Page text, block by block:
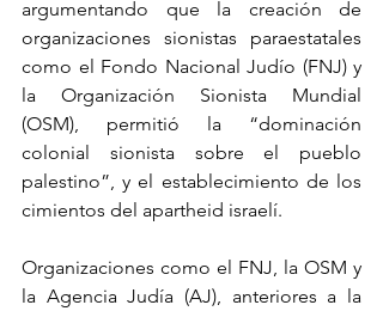
argumentando que la creación de
organizaciones sionistas paraestatales
como el Fondo Nacional Judío (FNJ) y
la Organización Sionista Mundial
(OSM), permitió la “dominación
colonial sionista sobre el pueblo
palestino”, y el establecimiento de los
cimientos del apartheid israelí.
Organizaciones como el FNJ, la OSM y
la Agencia Judía (AJ), anteriores a la